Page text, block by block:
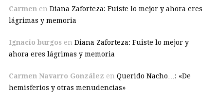
Carmen en Diana Zaforteza: Fuiste lo mejor y ahora eres
lágrimas y memoria
Ignacio burgos en Diana Zaforteza: Fuiste lo mejor y
ahora eres lágrimas y memoria
Carmen Navarro González en Querido Nacho…: «De
hemisferios y otras menudencias»